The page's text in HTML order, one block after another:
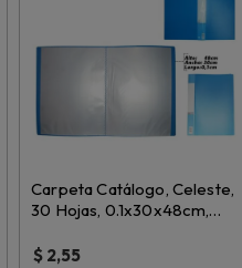
Carpeta Catálogo, Celeste,
30 Hojas, 0.1x30x48cm,
$ 2,55